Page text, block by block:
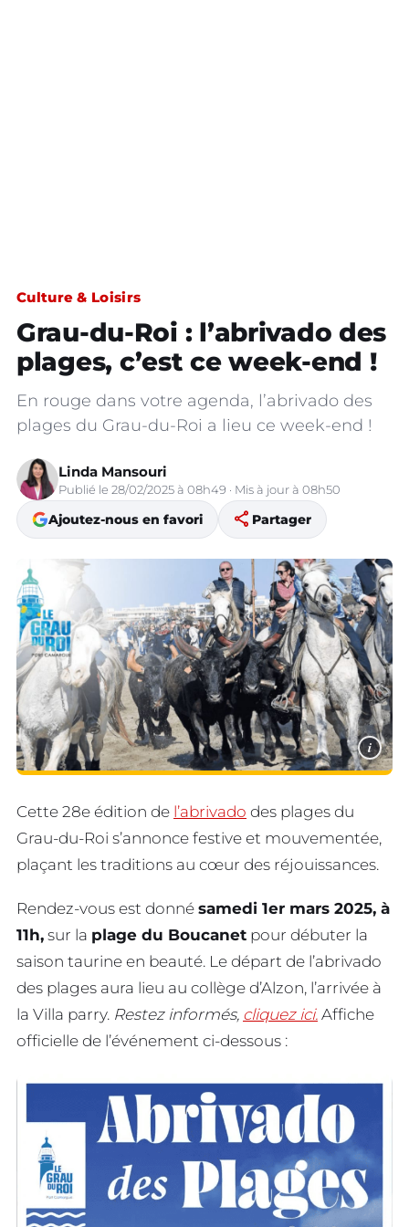
Culture & Loisirs
Grau-du-Roi : l’abrivado des
plages, c’est ce week-end !
En rouge dans votre agenda, l’abrivado des
plages du Grau-du-Roi a lieu ce week-end !
Linda Mansouri
Publié le 28/02/2025 à 08h49 · Mis à jour à 08h50
Ajoutez-nous en favori share Partager
i
Cette 28e édition de l’abrivado des plages du
Grau-du-Roi s’annonce festive et mouvementée,
plaçant les traditions au cœur des réjouissances.
Rendez-vous est donné samedi 1er mars 2025, à
11h, sur la plage du Boucanet pour débuter la
saison taurine en beauté. Le départ de l’abrivado
des plages aura lieu au collège d’Alzon, l’arrivée à
la Villa parry. Restez informés, cliquez ici. Affiche
officielle de l’événement ci-dessous :